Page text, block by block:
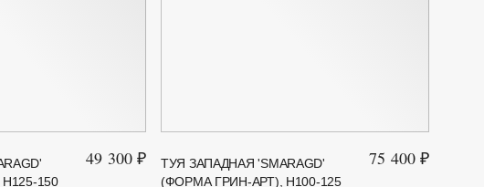
150
49 300 ₽
ТУЯ ЗАПАДНАЯ 'SMARAGD'
(ФОРМА ГРИН-АРТ), H100-125
75 400 ₽